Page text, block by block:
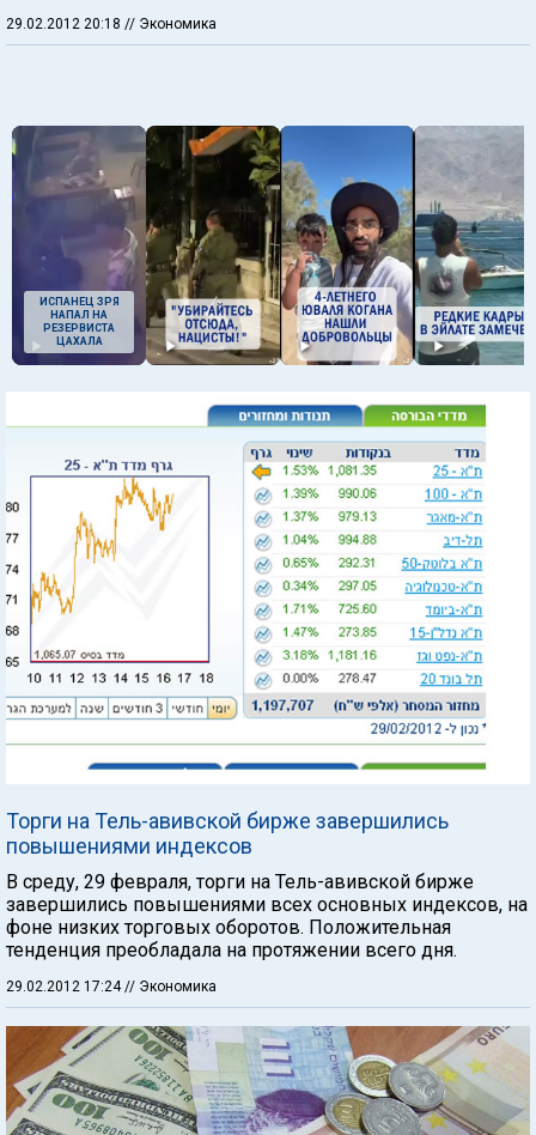
29.02.2012 20:18 // Экономика
ИСПАНЕЦ ЗРЯ
НАПАЛ НА
РЕЗЕРВИСТА
ЦАХАЛА
Торги на Тель-авивской бирже завершились
повышениями индексов
В среду, 29 февраля, торги на Тель-авивской бирже
завершились повышениями всех основных индексов, на
фоне низких торговых оборотов. Положительная
тенденция преобладала на протяжении всего дня.
29.02.2012 17:24// Экономика